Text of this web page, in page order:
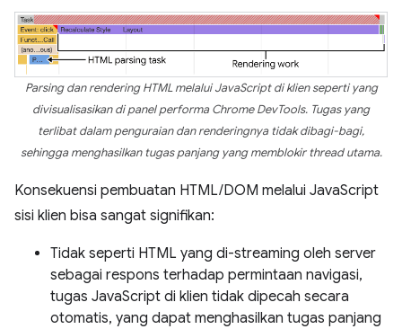
Parsing dan rendering HTML melalui JavaScript di klien seperti yang
divisualisasikan di panel performa Chrome DevTools. Tugas yang
terlibat dalam penguraian dan renderingnya tidak dibagi-bagi,
sehingga menghasilkan tugas panjang yang memblokir thread utama.
Konsekuensi pembuatan HTML/DOM melalui JavaScript
sisi klien bisa sangat signifikan:
Tidak seperti HTML yang di-streaming oleh server
sebagai respons terhadap permintaan navigasi,
tugas JavaScript di klien tidak dipecah secara
otomatis, yang dapat menghasilkan tugas panjang